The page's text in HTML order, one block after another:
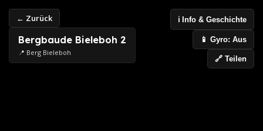
← Zurück
Bergbaude Bieleboh 2
📍 Berg Bieleboh
ℹ️ Info & Geschichte
📱 Gyro: Aus
🔗 Teilen